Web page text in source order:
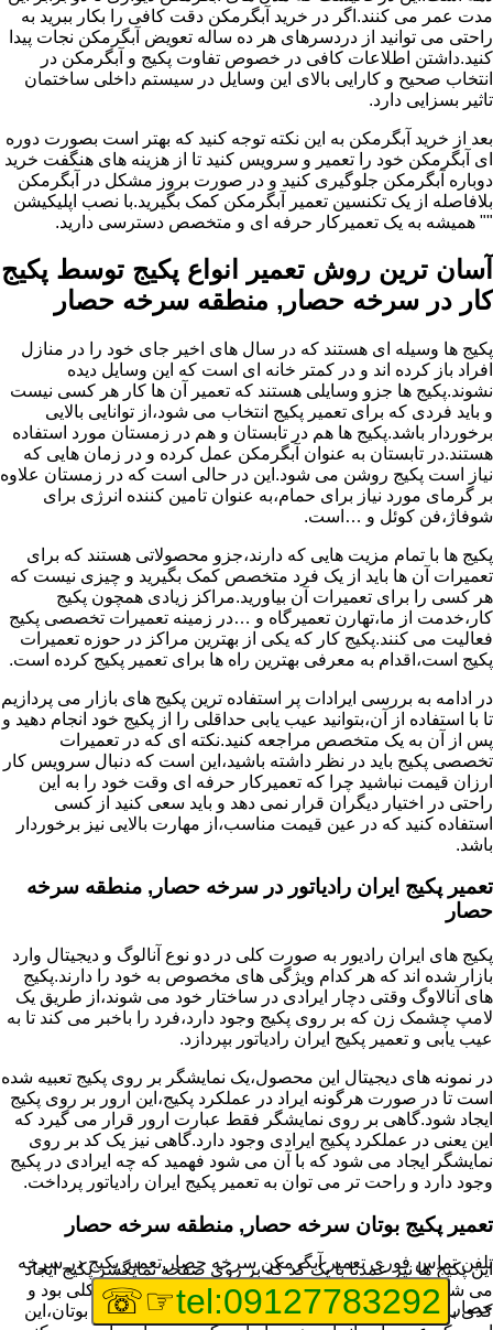
مدت عمر می کنند.اگر در خرید آبگرمکن دقت کافی را بکار ببرید به
راحتی می توانید از دردسرهای هر ده ساله تعویض آبگرمکن نجات پیدا
کنید.داشتن اطلاعات کافی در خصوص تفاوت پکیج و آبگرمکن در
انتخاب صحیح و کارایی بالای این وسایل در سیستم داخلی ساختمان
تاثیر بسزایی دارد.
بعد از خرید آبگرمکن به این نکته توجه کنید که بهتر است بصورت دوره
ای آبگرمکن خود را تعمیر و سرویس کنید تا از هزینه های هنگفت خرید
دوباره آبگرمکن جلوگیری کنید و در صورت بروز مشکل در آبگرمکن
بلافاصله از یک تکنسین تعمیر آبگرمکن کمک بگیرید.با نصب اپلیکیشن
"" همیشه به یک تعمیرکار حرفه ای و متخصص دسترسی دارید.
آسان ترین روش تعمیر انواع پکیج توسط پکیج
کار در سرخه حصار, منطقه سرخه حصار
پکیج ها وسیله ای هستند که در سال های اخیر جای خود را در منازل
افراد باز کرده اند و در کمتر خانه ای است که این وسایل دیده
نشوند.پکیج ها جزو وسایلی هستند که تعمیر آن ها کار هر کسی نیست
و باید فردی که برای تعمیر پکیج انتخاب می شود،از توانایی بالایی
برخوردار باشد.پکیج ها هم در تابستان و هم در زمستان مورد استفاده
هستند.در تابستان به عنوان آبگرمکن عمل کرده و در زمان هایی که
نیاز است پکیج روشن می شود.این در حالی است که در زمستان علاوه
بر گرمای مورد نیاز برای حمام،به عنوان تامین کننده انرژی برای
شوفاژ،فن کوئل و …است.
پکیج ها با تمام مزیت هایی که دارند،جزو محصولاتی هستند که برای
تعمیرات آن ها باید از یک فرد متخصص کمک بگیرید و چیزی نیست که
هر کسی را برای تعمیرات آن بیاورید.مراکز زیادی همچون پکیج
کار،خدمت از ما،تهارن تعمیرگاه و …در زمینه تعمیرات تخصصی پکیج
فعالیت می کنند.پکیج کار که یکی از بهترین مراکز در حوزه تعمیرات
پکیج است،اقدام به معرفی بهترین راه ها برای تعمیر پکیج کرده است.
در ادامه به بررسی ایرادات پر استفاده ترین پکیج های بازار می پردازیم
تا با استفاده از آن،بتوانید عیب یابی حداقلی را از پکیج خود انجام دهید و
پس از آن به یک متخصص مراجعه کنید.نکته ای که در تعمیرات
تخصصی پکیج باید در نظر داشته باشید،این است که دنبال سرویس کار
ارزان قیمت نباشید چرا که تعمیرکار حرفه ای وقت خود را به این
راحتی در اختیار دیگران قرار نمی دهد و باید سعی کنید از کسی
استفاده کنید که در عین قیمت مناسب،از مهارت بالایی نیز برخوردار
باشد.
تعمیر پکیج ایران رادیاتور در سرخه حصار, منطقه سرخه
حصار
پکیج های ایران رادیور به صورت کلی در دو نوع آنالوگ و دیجیتال وارد
بازار شده اند که هر کدام ویژگی های مخصوص به خود را دارند.پکیج
های آنالاوگ وقتی دچار ایرادی در ساختار خود می شوند،از طریق یک
لامپ چشمک زن که بر روی پکیج وجود دارد،فرد را باخبر می کند تا به
عیب یابی و تعمیر پکیج ایران رادیاتور بپردازد.
در نمونه های دیجیتال این محصول،یک نمایشگر بر روی پکیج تعبیه شده
است تا در صورت هرگونه ایراد در عملکرد پکیج،این ارور بر روی پکیج
ایجاد شود.گاهی بر روی نمایشگر فقط عبارت ارور قرار می گیرد که
این یعنی در عملکرد پکیج ایرادی وجود دارد.گاهی نیز یک کد بر روی
نمایشگر ایجاد می شود که با آن می شود فهمید که چه ایرادی در پکیج
وجود دارد و راحت تر می توان به تعمیر پکیج ایران رادیاتور پرداخت.
تعمیر پکیج بوتان سرخه حصار, منطقه سرخه حصار
این پکیج ها نیز عمدتا با یک کد که بر روی صفحه نمایگشر پکیج ایجاد
می شود،قابل شناسایی هستند و اگر پکیج شما دارای مشکلی بود و
کدی برای شما نمایش داده شد،اولین کار برای تعمیر پکیج بوتان،این
تلفن تماس فوری تعمیر آبگرمکن سرخه حصار,تعمیر پکیج در سرخه
حصار tel:09127783292
☞☏